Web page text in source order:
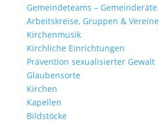
Gemein­de­teams – Gemeinderäte
Arbeits­kreise, Gruppen & Vereine
Kirchen­musik
Kirch­liche Einrichtungen
Präven­tion sexua­li­sierter Gewalt
Glau­ben­s­orte
Kirchen
Kapellen
Bild­stöcke